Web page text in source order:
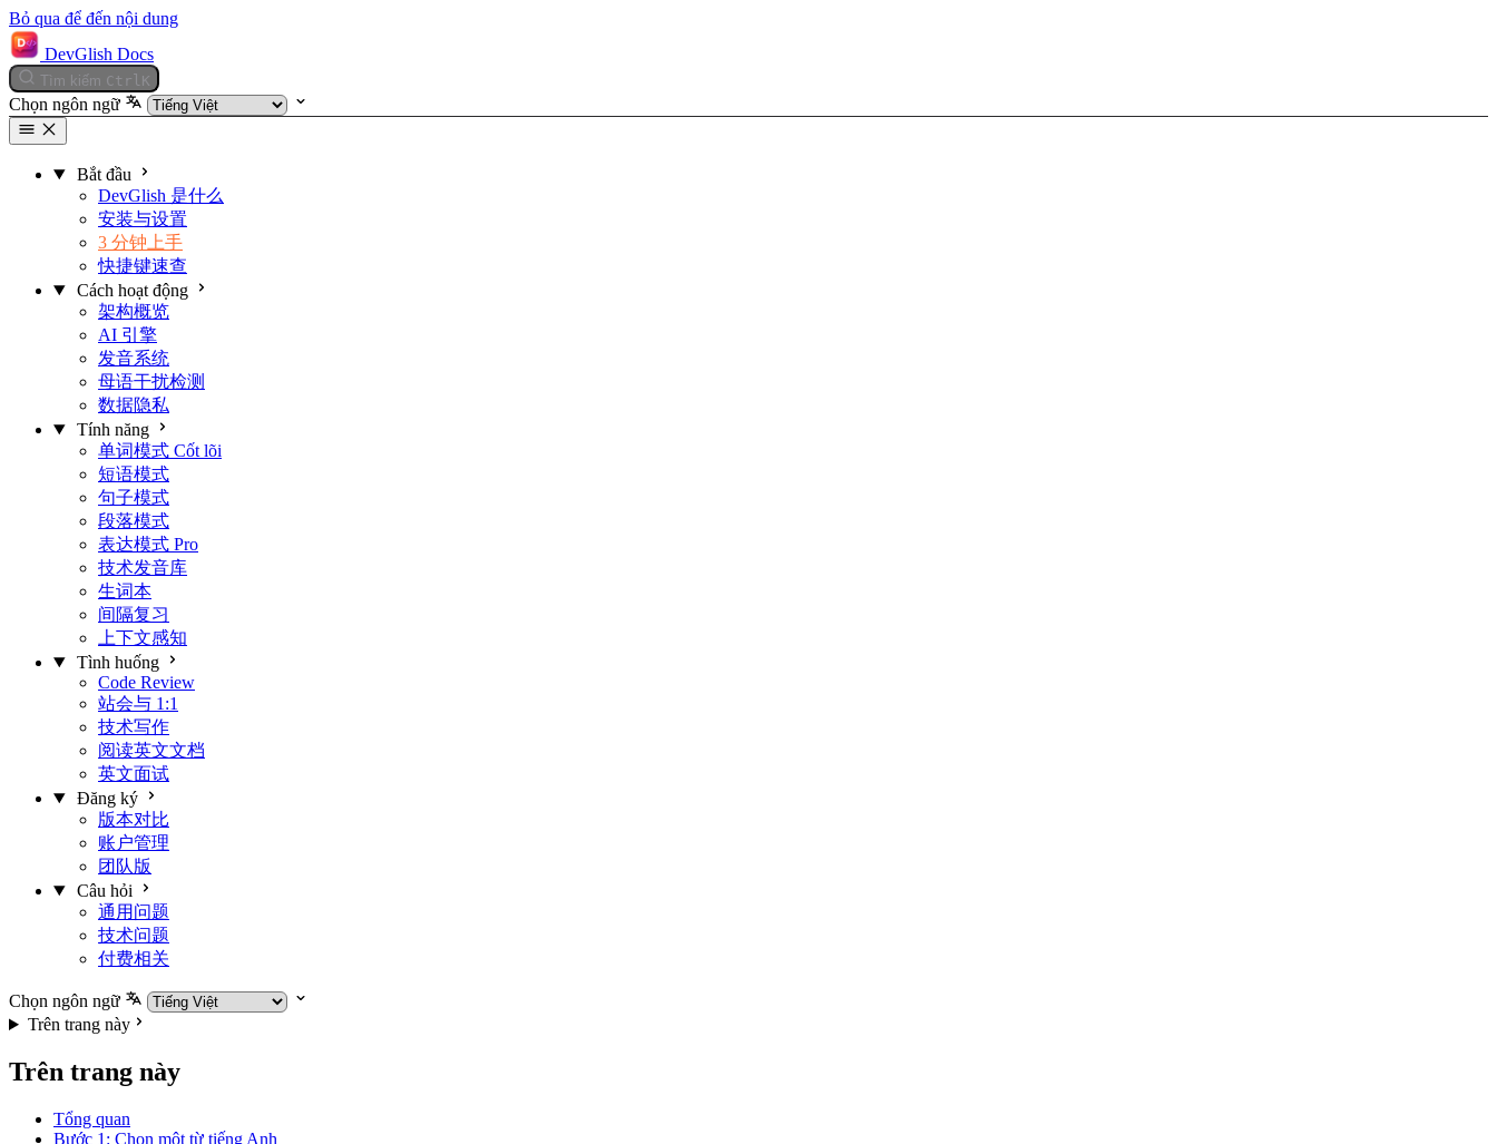
Bỏ qua để đến nội dung
DevGlish Docs
Tìm kiếm Ctrl K
Chọn ngôn ngữ
Bắt đầu
DevGlish 是什么
安装与设置
3 分钟上手
快捷键速查
Cách hoạt động
架构概览
AI 引擎
发音系统
母语干扰检测
数据隐私
Tính năng
单词模式 Cốt lõi
短语模式
句子模式
段落模式
表达模式 Pro
技术发音库
生词本
间隔复习
上下文感知
Tình huống
Code Review
站会与 1:1
技术写作
阅读英文文档
英文面试
Đăng ký
版本对比
账户管理
团队版
Câu hỏi
通用问题
技术问题
付费相关
Chọn ngôn ngữ
Trên trang này
Trên trang này
Tổng quan
Bước 1: Chọn một từ tiếng Anh